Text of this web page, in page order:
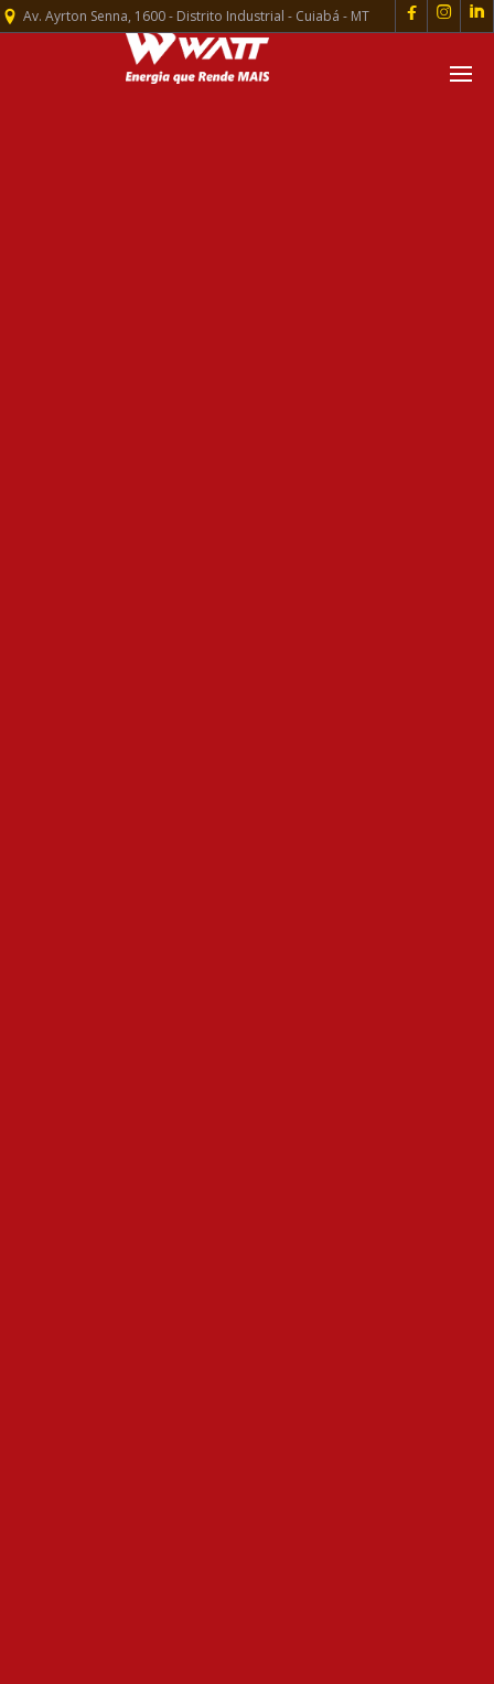
Av. Ayrton Senna, 1600 - Distrito Industrial - Cuiabá - MT   